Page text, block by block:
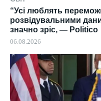
“Усі люблять
розвідувальними
значно зріс, — Politico
06.08.2026